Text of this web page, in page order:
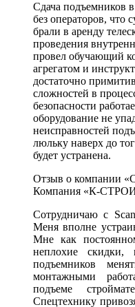
Сдача подъемников
без операторов, что
брали в аренду
проведения
провел обучающий
агрегатом и
достаточно
сложностей в
безопасности
оборудование не
неисправностей
люльку наверх до
будет устранена.
Отзыв о компании
Компания «К-
Сотрудничаю с
Меня вполне
Мне как
неплохие скидки,
подъемников
монтажными
подъеме
Спецтехнику